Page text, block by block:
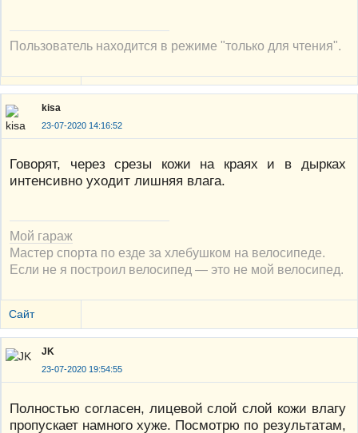
Пользователь находится в режиме "только для чтения".
kisa
23-07-2020 14:16:52
Говорят, через срезы кожи на краях и в дырках
интенсивно уходит лишняя влага.
Мой гараж
Мастер спорта по езде за хлебушком на велосипеде.
Если не я построил велосипед — это не мой велосипед.
Сайт
JK
23-07-2020 19:54:55
Полностью согласен, лицевой слой слой кожи влагу
пропускает намного хуже. Посмотрю по результатам,